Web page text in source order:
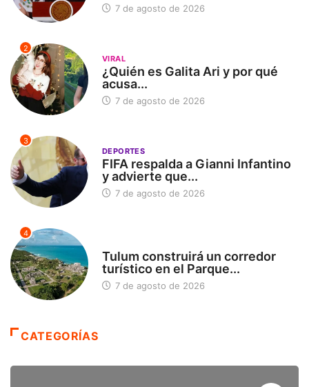
7 de agosto de 2026
2
VIRAL
¿Quién es Galita Ari y por qué
acusa...
7 de agosto de 2026
3
DEPORTES
FIFA respalda a Gianni Infantino
y advierte que...
7 de agosto de 2026
4
Tulum construirá un corredor
turístico en el Parque...
7 de agosto de 2026
CATEGORÍAS